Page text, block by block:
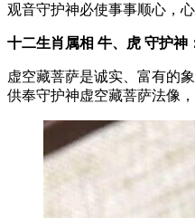
观音守护神必使事事顺心，心
十二生肖属相 牛、虎 守护神
虚空藏菩萨是诚实、富有的
供奉守护神虚空藏菩萨法像